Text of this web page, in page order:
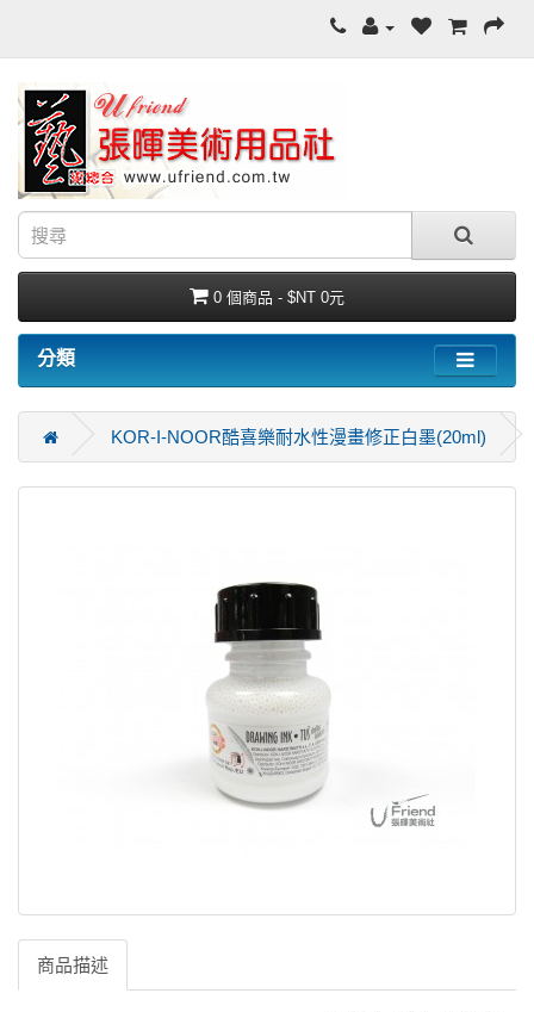
0 個商品 - $NT 0元
分類
KOR-I-NOOR酷喜樂耐水性漫畫修正白墨(20ml)
商品描述